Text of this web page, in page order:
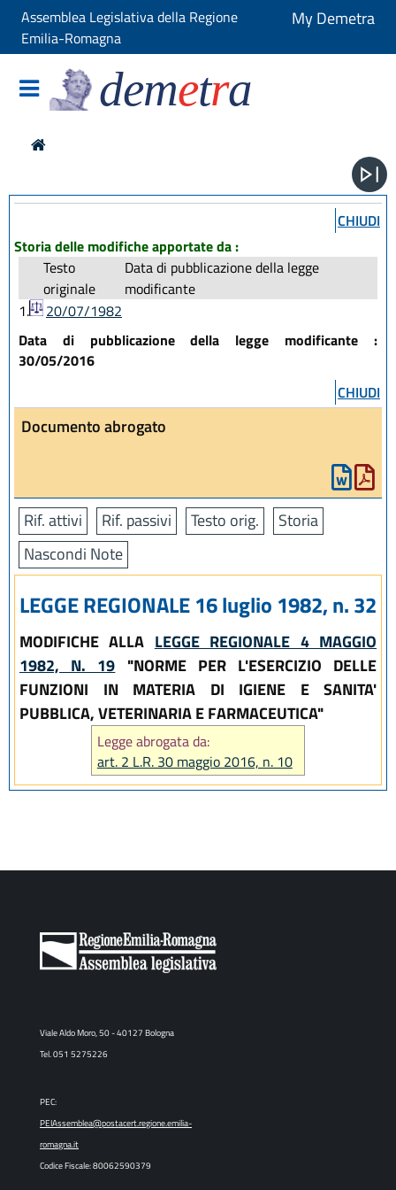
Assemblea Legislativa della Regione
Emilia-Romagna
My Demetra
demetra
CHIUDI
Storia delle modifiche apportate da :
Testo
originale
Data di pubblicazione della legge
modificante
1.
20/07/1982
Data di pubblicazione della legge modificante :
30/05/2016
CHIUDI
Documento abrogato
Rif. attivi Rif. passivi Testo orig.
Storia
Nascondi Note
LEGGE REGIONALE 16 luglio 1982, n. 32
MODIFICHE ALLA LEGGE REGIONALE 4 MAGGIO
1982, N. 19 "NORME PER L'ESERCIZIO DELLE
FUNZIONI IN MATERIA DI IGIENE E SANITA'
PUBBLICA, VETERINARIA E FARMACEUTICA"
Legge abrogata da:
art. 2 L.R. 30 maggio 2016, n. 10
Viale Aldo Moro, 50 - 40127 Bologna
Tel. 051 5275226
PEC:
PEIAssemblea@postacert.regione.emilia-
romagna.it
Codice Fiscale: 80062590379